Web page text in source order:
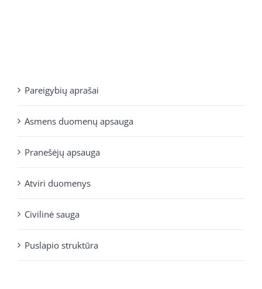
Pareigybių aprašai
Asmens duomenų apsauga
Pranešėjų apsauga
Atviri duomenys
Civilinė sauga
Puslapio struktūra